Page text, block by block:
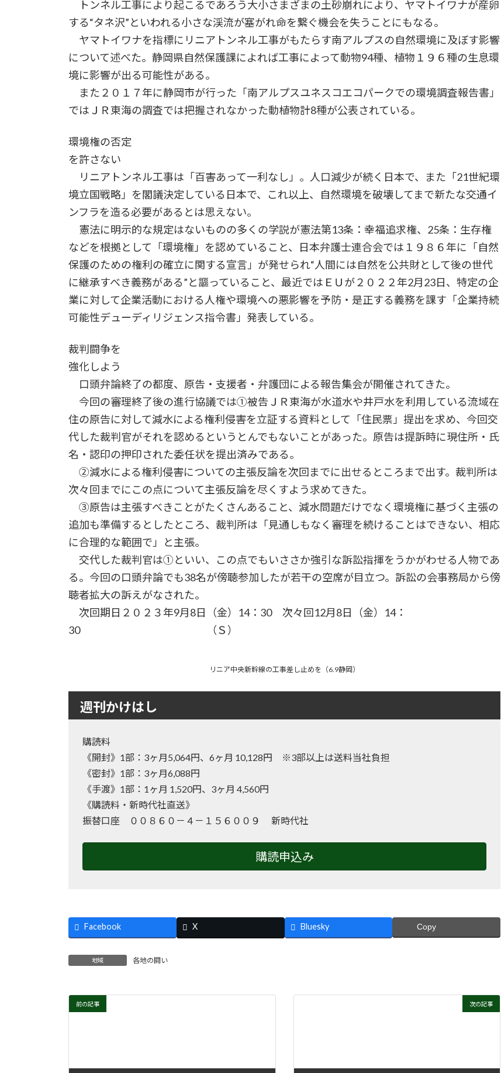
トンネル工事により起こるであろう大小さまざまの土砂崩れにより、ヤマトイワナが産卵
する“タネ沢”といわれる小さな渓流が塞がれ命を繋ぐ機会を失うことにもなる。
ヤマトイワナを指標にリニアトンネル工事がもたらす南アルプスの自然環境に及ぼす影響
について述べた。静岡県自然保護課によれば工事によって動物94種、植物１９６種の生息環
境に影響が出る可能性がある。
また２０１７年に静岡市が行った「南アルプスユネスコエコパークでの環境調査報告書」
ではＪＲ東海の調査では把握されなかった動植物計8種が公表されている。
環境権の否定
を許さない
リニアトンネル工事は「百害あって一利なし」。人口減少が続く日本で、また「21世紀環
境立国戦略」を閣議決定している日本で、これ以上、自然環境を破壊してまで新たな交通イ
ンフラを造る必要があるとは思えない。
憲法に明示的な規定はないものの多くの学説が憲法第13条：幸福追求権、25条：生存権
などを根拠として「環境権」を認めていること、日本弁護士連合会では１９８６年に「自然
保護のための権利の確立に関する宣言」が発せられ“人間には自然を公共財として後の世代
に継承すべき義務がある”と謳っていること、最近ではＥＵが２０２２年2月23日、特定の企
業に対して企業活動における人権や環境への悪影響を予防・是正する義務を課す「企業持続
可能性デューディリジェンス指令書」発表している。
裁判闘争を
強化しよう
口頭弁論終了の都度、原告・支援者・弁護団による報告集会が開催されてきた。
今回の審理終了後の進行協議では①被告ＪＲ東海が水道水や井戸水を利用している流域在
住の原告に対して減水による権利侵害を立証する資料として「住民票」提出を求め、今回交
代した裁判官がそれを認めるというとんでもないことがあった。原告は提訴時に現住所・氏
名・認印の押印された委任状を提出済みである。
②減水による権利侵害についての主張反論を次回までに出せるところまで出す。裁判所は
次々回までにこの点について主張反論を尽くすよう求めてきた。
③原告は主張すべきことがたくさんあること、減水問題だけでなく環境権に基づく主張の
追加も準備するとしたところ、裁判所は「見通しもなく審理を続けることはできない、相応
に合理的な範囲で」と主張。
交代した裁判官は①といい、この点でもいささか強引な訴訟指揮をうかがわせる人物であ
る。今回の口頭弁論でも38名が傍聴参加したが若干の空席が目立つ。訴訟の会事務局から傍
聴者拡大の訴えがなされた。
次回期日２０２３年9月8日（金）14：30 次々回12月8日（金）14：
30 （Ｓ）
リニア中央新幹線の工事差し止めを（6.9静岡）
週刊かけはし
購読料
《開封》1部：3ヶ月5,064円、6ヶ月 10,128円 ※3部以上は送料当社負担
《密封》1部：3ヶ月6,088円
《手渡》1部：1ヶ月 1,520円、3ヶ月 4,560円
《購読料・新時代社直送》
振替口座 ００８６０－４－１５６００９ 新時代社
購読申込み
Facebook X Bluesky Copy
地域 各地の闘い
前の記事 次の記事